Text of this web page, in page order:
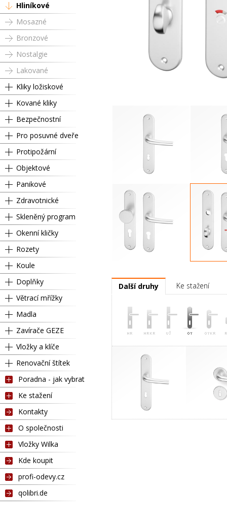
Hliníkové
Mosazné
Bronzové
Nostalgie
Lakované
Kliky ložiskové
Kované kliky
Bezpečnostní
Pro posuvné dveře
Protipožární
Objektové
Panikové
Zdravotnické
Skleněný program
Okenní kličky
Rozety
Koule
Doplňky
Větrací mřížky
Madla
Zavírače GEZE
Vložky a klíče
Renovační štítek
Poradna - jak vybrat
Ke stažení
Kontakty
O společnosti
Vložky Wilka
Kde koupit
profi-odevy.cz
qolibri.de
Dózický klíč
Další druhy Ke stažení